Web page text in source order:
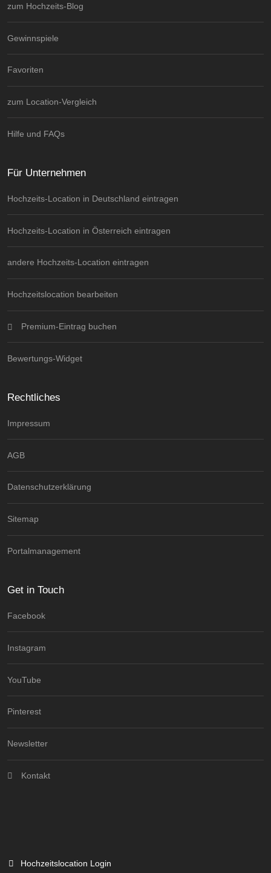
zum Hochzeits-Blog
Gewinnspiele
Favoriten
zum Location-Vergleich
Hilfe und FAQs
Für Unternehmen
Hochzeits-Location in Deutschland eintragen
Hochzeits-Location in Österreich eintragen
andere Hochzeits-Location eintragen
Hochzeitslocation bearbeiten
Premium-Eintrag buchen
Bewertungs-Widget
Rechtliches
Impressum
AGB
Datenschutzerklärung
Sitemap
Portalmanagement
Get in Touch
Facebook
Instagram
YouTube
Pinterest
Newsletter
Kontakt
Hochzeitslocation Login